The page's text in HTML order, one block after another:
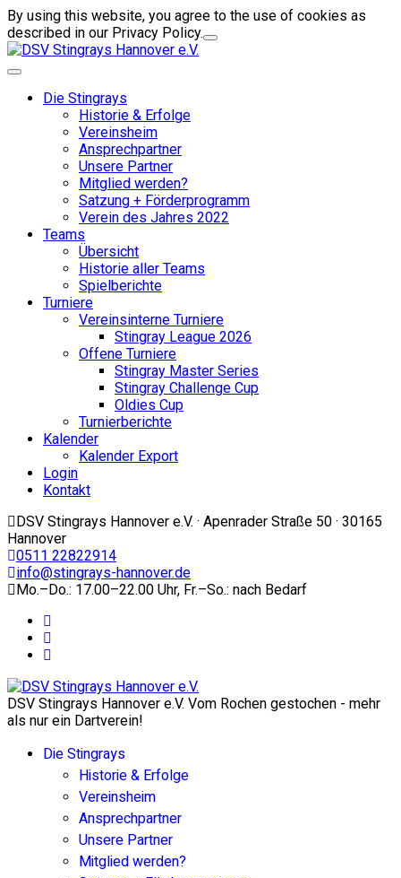
By using this website, you agree to the use of cookies as
described in our Privacy Policy.
Die Stingrays
Historie & Erfolge
Vereinsheim
Ansprechpartner
Unsere Partner
Mitglied werden?
Satzung + Förderprogramm
Verein des Jahres 2022
Teams
Übersicht
Historie aller Teams
Spielberichte
Turniere
Vereinsinterne Turniere
Stingray League 2026
Offene Turniere
Stingray Master Series
Stingray Challenge Cup
Oldies Cup
Turnierberichte
Kalender
Kalender Export
Login
Kontakt
DSV Stingrays Hannover e.V. · Apenrader Straße 50 · 30165
Hannover
0511 22822914
info@stingrays-hannover.de
Mo.–Do.: 17.00–22.00 Uhr, Fr.–So.: nach Bedarf
DSV Stingrays Hannover e.V. Vom Rochen gestochen - mehr
als nur ein Dartverein!
Die Stingrays
Historie & Erfolge
Vereinsheim
Ansprechpartner
Unsere Partner
Mitglied werden?